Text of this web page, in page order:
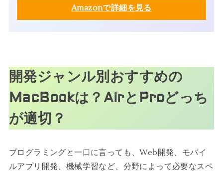
Amazonで詳細を見る
開発ジャンル別おすすめの
MacBookは？AirとProどっち
が適切？
プログラミングと一口に言っても、Web開発、モバイ
ルアプリ開発、機械学習など、分野によって必要なスペ